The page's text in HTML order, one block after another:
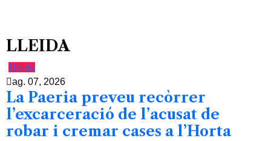
LLEIDA
Lleida
ag. 07, 2026
La Paeria preveu recòrrer
l’excarceració de l’acusat de
robar i cremar cases a l’Horta